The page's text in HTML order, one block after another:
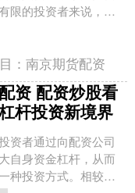
限的投资者来说，配
资金空间，把握股市
：....
：南京期货配资
资 配资炒股看
杆投资新境界
资者通过向配资公司
自身资金杠杆，从而
种投资方式。相较于